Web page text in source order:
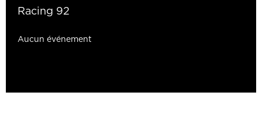
Racing 92
Aucun événement